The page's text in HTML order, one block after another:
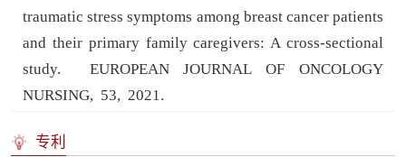
traumatic stress symptoms among breast cancer patients
and their primary family caregivers: A cross-sectional
study.
EUROPEAN JOURNAL OF ONCOLOGY
NURSING, 53, 2021.
专利